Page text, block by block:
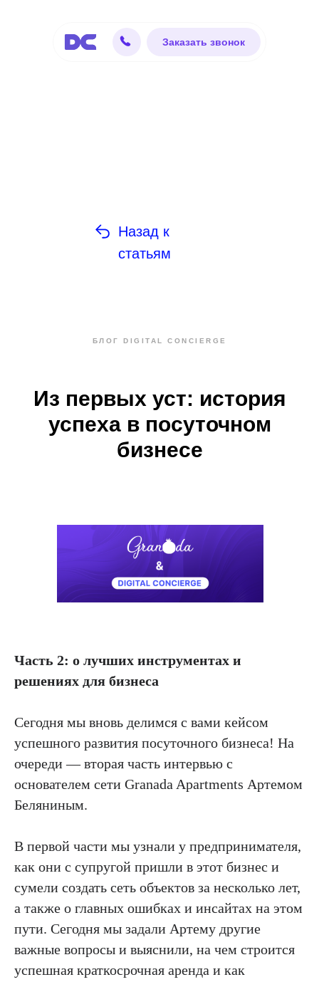
Заказать звонок
Назад к
статьям
БЛОГ DIGITAL CONCIERGE
Из первых уст: история
успеха в посуточном
бизнесе
Часть 2: о лучших инструментах и
решениях для бизнеса
Сегодня мы вновь делимся с вами кейсом
успешного развития посуточного бизнеса! На
очереди — вторая часть интервью с
основателем сети Granada Apartments Артемом
Беляниным.
В первой части мы узнали у предпринимателя,
как они с супругой пришли в этот бизнес и
сумели создать сеть объектов за несколько лет,
а также о главных ошибках и инсайтах на этом
пути. Сегодня мы задали Артему другие
важные вопросы и выяснили, на чем строится
успешная краткосрочная аренда и как